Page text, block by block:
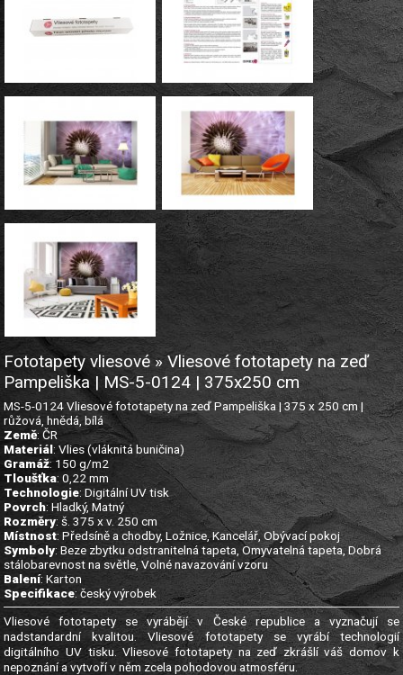
Fototapety vliesové » Vliesové fototapety na zeď
Pampeliška | MS-5-0124 | 375x250 cm
MS-5-0124 Vliesové fototapety na zeď Pampeliška | 375 x 250 cm |
růžová, hnědá, bílá
Země: ČR
Materiál: Vlies (vláknitá buničina)
Gramáž: 150 g/m2
Tloušťka: 0,22 mm
Technologie: Digitální UV tisk
Povrch: Hladký, Matný
Rozměry: š. 375 x v. 250 cm
Místnost: Předsíně a chodby, Ložnice, Kancelář, Obývací pokoj
Symboly: Beze zbytku odstranitelná tapeta, Omyvatelná tapeta, Dobrá
stálobarevnost na světle, Volné navazování vzoru
Balení: Karton
Specifikace: český výrobek
Vliesové fototapety se vyrábějí v České republice a vyznačují se
nadstandardní kvalitou. Vliesové fototapety se vyrábí technologií
digitálního UV tisku. Vliesové fototapety na zeď zkrášlí váš domov k
nepoznání a vytvoří v něm zcela pohodovou atmosféru.